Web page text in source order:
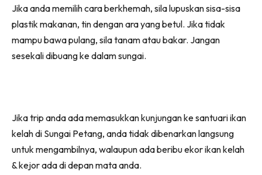
Jika anda memilih cara berkhemah, sila lupuskan sisa-sisa
plastik makanan, tin dengan ara yang betul. Jika tidak
mampu bawa pulang, sila tanam atau bakar. Jangan
sesekali dibuang ke dalam sungai.
Jika trip anda ada memasukkan kunjungan ke santuari ikan
kelah di Sungai Petang, anda tidak dibenarkan langsung
untuk mengambilnya, walaupun ada beribu ekor ikan kelah
& kejor ada di depan mata anda.